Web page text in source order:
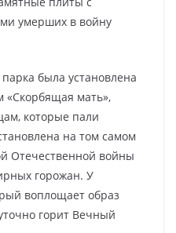
умерших в войну
была установлена
«Скорбящая мать»,
которые пали
на том самом
Отечественной войны
горожан. У
воплощает образ
горит Вечный